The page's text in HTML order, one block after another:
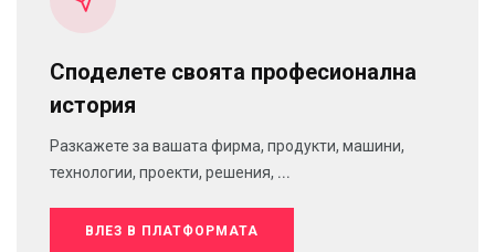
Споделете своята професионална
история
Разкажете за вашата фирма, продукти, машини,
технологии, проекти, решения, ...
ВЛЕЗ В ПЛАТФОРМАТА